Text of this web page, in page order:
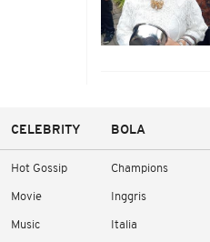
CELEBRITY
Hot Gossip
Movie
Music
BOLA
Champions
Inggris
Italia